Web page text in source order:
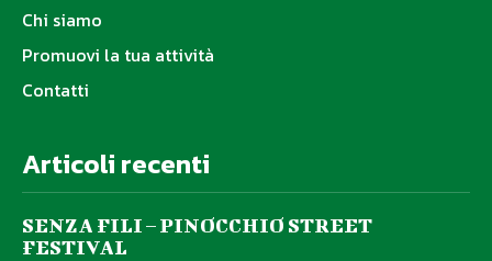
Chi siamo
Promuovi la tua attività
Contatti
Articoli recenti
SENZA FILI – PINOCCHIO STREET
FESTIVAL